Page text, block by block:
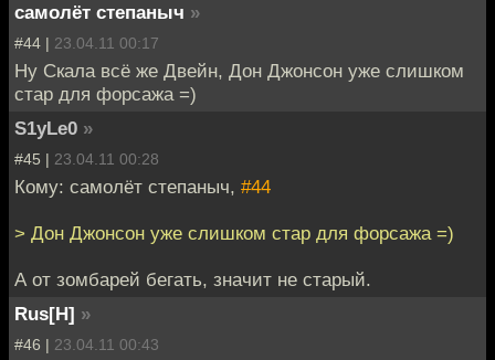
самолёт степаныч »
#44 | 23.04.11 00:17
Ну Скала всё же Двейн, Дон Джонсон уже слишком
стар для форсажа =)
S1yLe0 »
#45 | 23.04.11 00:28
Кому: самолёт степаныч, #44
> Дон Джонсон уже слишком стар для форсажа =)
А от зомбарей бегать, значит не старый.
Rus[H] »
#46 | 23.04.11 00:43